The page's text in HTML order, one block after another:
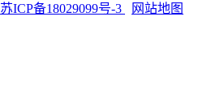
苏ICP备18029099号-3 网站地图